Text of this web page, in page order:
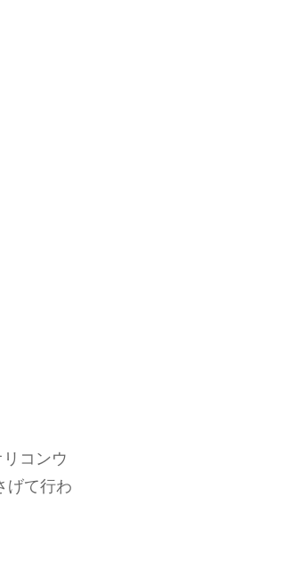
コンウ
げて行わ